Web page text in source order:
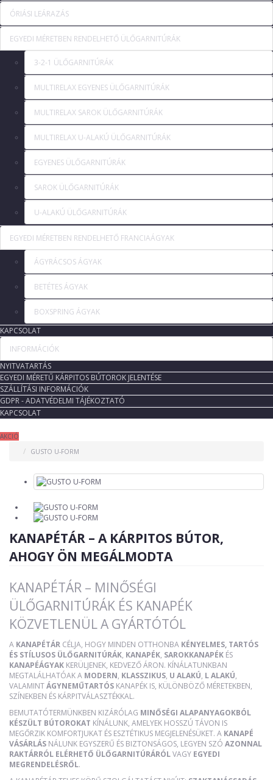
ÓRIÁSI LEÁRAZÁS
EGYEDI MÉRETBEN RENDELHETŐ ÜLŐGARNITÚRÁK
3-2-1 ÜLŐGARNITÚRÁK
MULTIRELAX EGYENES ÜLŐGARNITÚRÁK
MULTIRELAX SAROK ÜLŐGARNITÚRÁK
MULTIRELAX U-ALAKÚ ÜLŐGARNITÚRÁK
EGYENES ÜLŐGARNITÚRÁK
SAROK ÜLŐGARNITÚRÁK
U-ALAKÚ ÜLŐGARNITÚRÁK
EGYEDI MÉRETBEN RENDELHETŐ FRANCIAÁGYAK
ÁGYRÁCSOS ÁGYAK
BETÉTES ÁGYAK
BOXSPRING ÁGYAK
KAPCSOLAT
INFORMÁCIÓK
NYITVATARTÁS
EGYEDI MÉRETŰ KÁRPITOS BÚTOROK JELENTÉSE
SZÁLLÍTÁSI INFORMÁCIÓK
GDPR - ADATVÉDELMI TÁJÉKOZTATÓ
KAPCSOLAT
AKCIÓ
GUSTO U-FORM
KANAPÉTÁR – A KÁRPITOS BÚTOR,
AHOGY ÖN MEGÁLMODTA
KANAPÉTÁR – MINŐSÉGI
ÜLŐGARNITÚRÁK ÉS KANAPÉK
KÖZVETLENÜL A GYÁRTÓTÓL
A KANAPÉTÁR CÉLJA, HOGY MINDEN OTTHONBA KÉNYELMES, TARTÓS
ÉS STÍLUSOS ÜLŐGARNITÚRÁK, KANAPÉK, SAROKKANAPÉK ÉS
KANAPÉÁGYAK KERÜLJENEK, KEDVEZŐ ÁRON. KÍNÁLATUNKBAN
MEGTALÁLHATÓAK A MODERN, KLASSZIKUS, U ALAKÚ, L ALAKÚ,
VALAMINTÁGYNEMŰTARTÓS KANAPÉK IS, KÜLÖNBÖZŐ MÉRETEKBEN,
SZÍNEKBEN ÉS KÁRPITVÁLASZTÉKKAL.
BEMUTATÓTERMÜNKBEN KIZÁRÓLAG MINŐSÉGI ALAPANYAGOKBÓL
KÉSZÜLT BÚTOROKAT KÍNÁLUNK, AMELYEK HOSSZÚ TÁVON IS
MEGŐRZIK KOMFORTJUKAT ÉS ESZTÉTIKUS MEGJELENÉSÜKET. A KANAPÉ
VÁSÁRLÁS NÁLUNK EGYSZERŰ ÉS BIZTONSÁGOS, LEGYEN SZÓ AZONNAL
RAKTÁRRÓL ELÉRHETŐ ÜLŐGARNITÚRÁRÓLVAGY EGYEDI
MEGRENDELÉSRŐL.